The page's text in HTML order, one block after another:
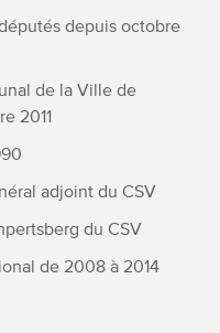
depuis octobre
de la Ville de
2011
adjoint du CSV
du CSV
de 2008 à 2014